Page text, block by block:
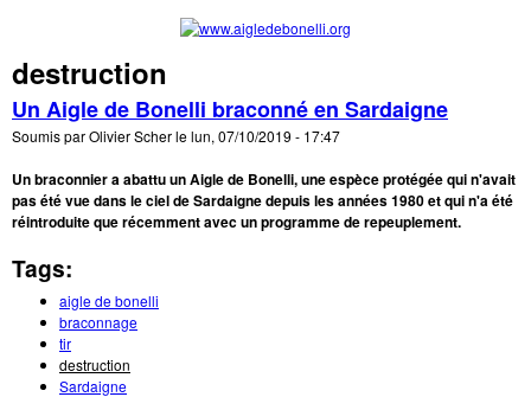
destruction
Un Aigle de Bonelli braconné en Sardaigne
Soumis parOlivier Scherlelun, 07/10/2019 - 17:47
Un braconnier a abattu un Aigle de Bonelli, une espèce protégée qui n'avait
pas été vue dans le ciel de Sardaigne depuis les années 1980 et qui n'a été
réintroduite que récemment avec un programme de repeuplement.
Tags:
aigle de bonelli
braconnage
tir
destruction
Sardaigne